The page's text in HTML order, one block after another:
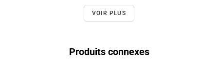
VOIR PLUS
Produits connexes